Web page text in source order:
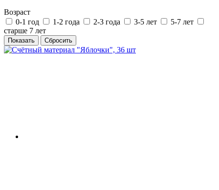
Возраст
0-1 год
1-2 года 2-3 года 3-5 лет
5-7 лет
старше 7 лет